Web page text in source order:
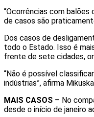
“Ocorrências com
de casos são
Dos casos de
todo o Estado. Isso é
frente de sete cidades,
“Não é possível
indústrias”, afirma
MAIS CASOS – No
desde o início de janeiro